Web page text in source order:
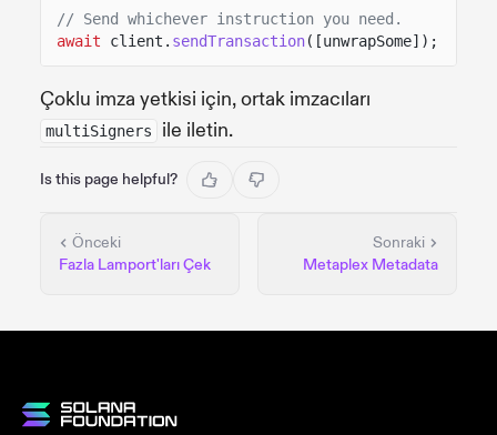
// Send whichever instruction you need.
await
client. sendTransaction([unwrapSome]);
Çoklu imza yetkisi için, ortak imzacıları
multiSigners ile iletin.
Is this page helpful?
Önceki
Fazla Lamport'ları Çek
Sonraki
Metaplex Metadata